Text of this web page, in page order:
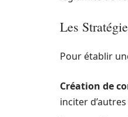
Les
Pour établir
Création de
inciter